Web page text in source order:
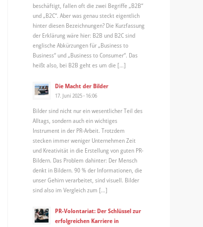
beschäftigt, fallen oft die zwei Begriffe „B2B“
und „B2C“. Aber was genau steckt eigentlich
hinter diesen Bezeichnungen? Die Kurzfassung
der Erklärung wäre hier: B2B und B2C sind
englische Abkürzungen für „Business to
Business“ und „Business to Consumer“. Das
heißt also, bei B2B geht es um die […]
Die Macht der Bilder
17. Juni 2025 - 16:06
Bilder sind nicht nur ein wesentlicher Teil des
Alltags, sondern auch ein wichtiges
Instrument in der PR-Arbeit. Trotzdem
stecken immer weniger Unternehmen Zeit
und Kreativität in die Erstellung von guten PR-
Bildern. Das Problem dahinter: Der Mensch
denkt in Bildern. 90 % der Informationen, die
unser Gehirn verarbeitet, sind visuell. Bilder
sind also im Vergleich zum […]
PR-Volontariat: Der Schlüssel zur
erfolgreichen Karriere in